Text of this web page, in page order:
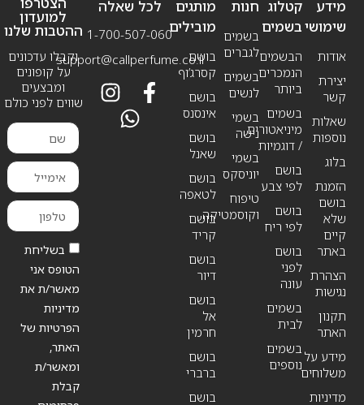
מידע
שימושי
אודות
יצירת
קשר
שאלות
נוספות
בלוג
הזמנת
בושם
שלא
קיים
באתר
הצהרת
נגישות
תקנון
האתר
מידע על
משלוחים
מדיניות
חנות
בשמים
לגברים
בשמים
לנשים
בשמי
נישה
בשמי
יוניסקס
טיפוח
וקוסמטיקה
קטלוג
בשמים
הבשמים
הנמכרים
ביותר
בשמים
מיניאטורים
/ דוגמיות
בושם
לפי צבע
בושם
לפי ריח
בושם
לפני
עונה
בשמים
לבית
בשמים
נוספים
מותגים
מובילים
בושם
קסרג’וף
בושם
אינסנס
בושם
שאנל
בושם
לטאפה
בושם
קריד
בושם
דיור
בושם
אל
חרמין
בושם
ברברי
בושם
לכל שאלה
1-700-507-060
support@callperfume.co.il
למועדון
ההטבות שלנו
וקבלו עדכונים
על קופונים
ומבצעים
שווים לפני כולם
בשליחת
הטופס אני
מאשר/ת את
מדיניות
הפרטיות של
האתר,
ומאשר/ת
קבלת